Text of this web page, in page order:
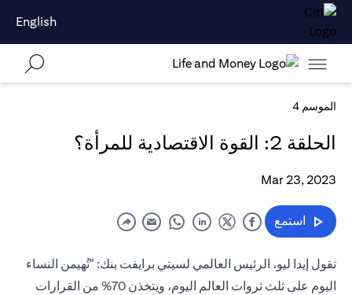
English
الموسم 4
الحلقة 2: القوة الاقتصادية للمرأة؟
Mar 23, 2023
استمع
تقول إيدا ليو، الرئيس العالمي لسيتي برايفت بنك: "تُهيمن النساء
اليوم على ثلث ثروات العالم اليوم، ويتخذن 70% من القرارات